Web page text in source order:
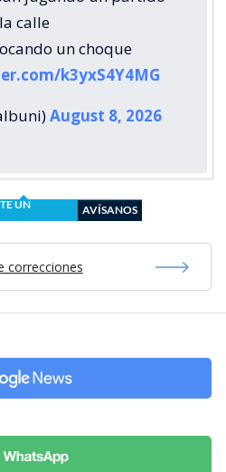
calle
un choque
k3yxS4Y4MG
August 8, 2026
UN
AVÍSANOS
correcciones